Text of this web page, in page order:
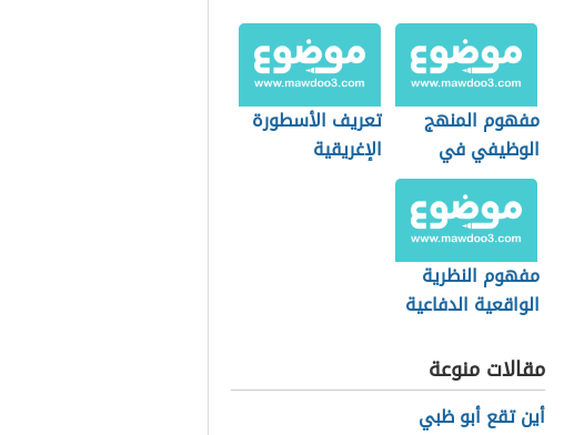
مفهوم المنهج
الوظيفي في
الجغرافيا السياسية
تعريف الأسطورة
الإغريقية
مفهوم النظرية
الواقعية الدفاعية
مقالات منوعة
أين تقع أبو ظبي